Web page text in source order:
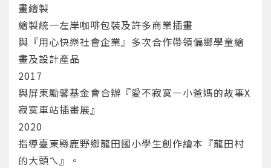
您將收到一封Email，請依照信件中的指示重新登
系統偵測到您的帳號重複登入，
確定
畫繪製
繪製統一左岸咖啡包裝及許多商業插畫
與『用心快樂社會企業』多次合作帶領偏鄉學童繪
畫及設計產品
2017
與屏東勵馨基金會合辦『愛不寂寞—小爸媽的故事X
寂寞車站插畫展』
2020
指導臺東縣鹿野鄉龍田國小學生創作繪本『龍田村
的大頭ㄟ』。